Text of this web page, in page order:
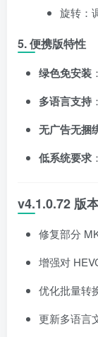
旋转：
5. 便携版特性
绿色免安装
多语言支持
无广告无捆
低系统要求
v4.1.0.72 版
修复部分
增强对
优化批量转
更新多语言